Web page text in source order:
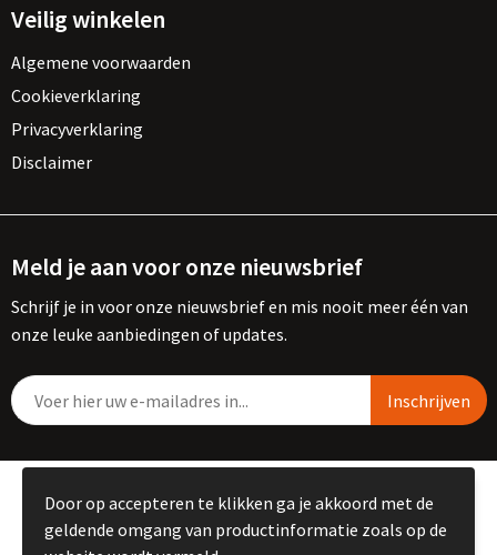
Veilig winkelen
Algemene voorwaarden
Cookieverklaring
Privacyverklaring
Disclaimer
Meld je aan voor onze nieuwsbrief
Schrijf je in voor onze nieuwsbrief en mis nooit meer één van
onze leuke aanbiedingen of updates.
© Copyright Kemme B.V. 2023
Door op accepteren te klikken ga je akkoord met de
geldende omgang van productinformatie zoals op de